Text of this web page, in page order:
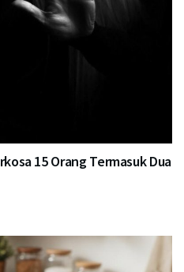
15 Orang Termasuk Dua